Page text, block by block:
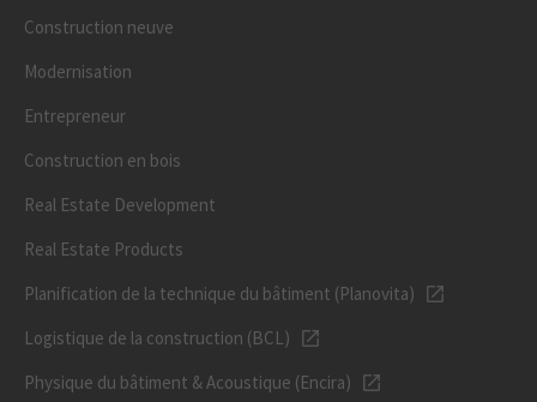
Construction neuve
Modernisation
Entrepreneur
Construction en bois
Real Estate Development
Real Estate Products
Planification de la technique du bâtiment (Planovita)
Logistique de la construction (BCL)
Physique du bâtiment & Acoustique (Encira)